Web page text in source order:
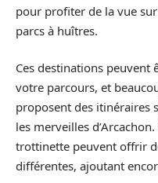
pour profiter de la vue
parcs à huîtres.
Ces destinations peuvent
votre parcours, et
proposent des itinéraires
les merveilles
trottinette peuvent offrir
différentes, ajoutant